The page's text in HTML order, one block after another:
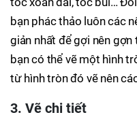
bạn phác thảo luôn các
giản nhất để gợi nên
bạn có thể vẽ một hình
từ hình tròn đó vẽ nên
3. Vẽ chi tiết